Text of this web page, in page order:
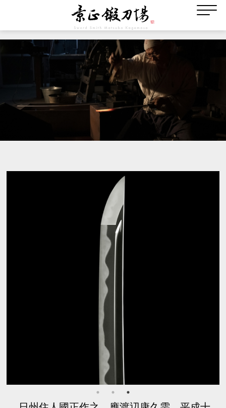
作品詳細
Works Gallely